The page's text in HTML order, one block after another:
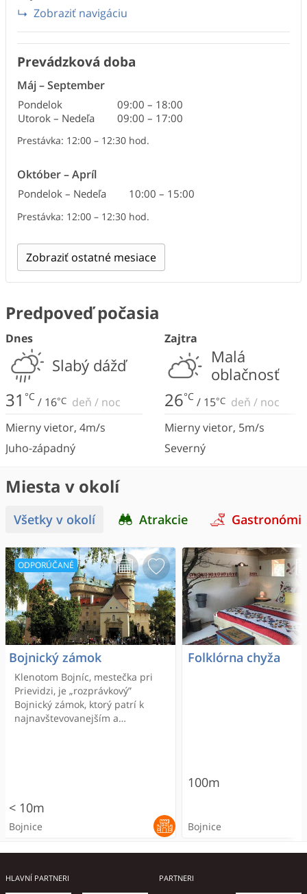
Zobraziť navigáciu
Prevádzková doba
Máj–September
Pondelok 09:00 – 18:00
Utorok – Nedeľa
09:00 – 17:00
Prestávka: 12:00 – 12:30 hod.
Október–Apríl
Pondelok – Nedeľa 10:00 – 15:00
Prestávka: 12:00 – 12:30 hod.
Zobraziť ostatné mesiace
Predpoveď počasia
Dnes
Slabý dážď
31 °C / 16°C deň / noc
Mierny vietor, 4m/s
Juho-západný
Zajtra
Malá
oblačnosť
26°C / 15°C deň / noc
Mierny vietor, 5m/s
Severný
Miesta v okolí
Všetky v okolí Atrakcie
Bojnický zámok
Klenotom Bojníc, mestečka pri
Prievidzi, je „rozprávkový”
Bojnický zámok, ktorý patrí k
najnavštevovanejším a
< 10m
ODPORÚČANÉ
Bojnice
Folklórna chyža
100m
Bojnice
HLAVNÍ PARTNERI PARTNERI